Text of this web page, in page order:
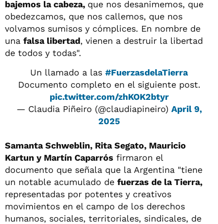
bajemos la cabeza, que nos desanimemos, que
obedezcamos, que nos callemos, que nos
volvamos sumisos y cómplices. En nombre de
una falsa libertad, vienen a destruir la libertad
de todos y todas".
Un llamado a las #FuerzasdelaTierra
Documento completo en el siguiente post.
pic.twitter.com/zhKOK2btyr
— Claudia Piñeiro (@claudiapineiro) April 9,
2025
Samanta Schweblin, Rita Segato, Mauricio
Kartun y Martín Caparrós firmaron el
documento que señala que la Argentina "tiene
un notable acumulado de fuerzas de la Tierra,
representadas por potentes y creativos
movimientos en el campo de los derechos
humanos, sociales, territoriales, sindicales, de